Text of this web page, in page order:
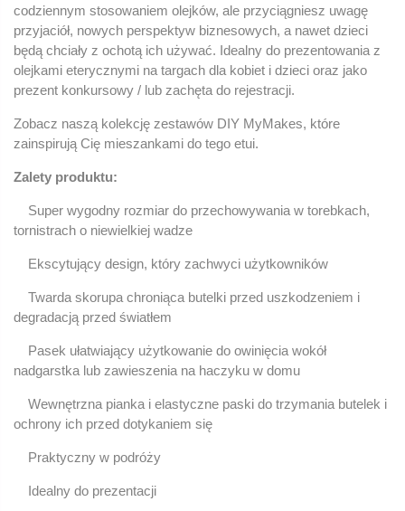
codziennym stosowaniem olejków, ale przyciągniesz uwagę
przyjaciół, nowych perspektyw biznesowych, a nawet dzieci
będą chciały z ochotą ich używać. Idealny do prezentowania z
olejkami eterycznymi na targach dla kobiet i dzieci oraz jako
prezent konkursowy / lub zachęta do rejestracji.
Zobacz naszą kolekcję zestawów DIY MyMakes, które
zainspirują Cię mieszankami do tego etui.
Zalety produktu:
Super wygodny rozmiar do przechowywania w torebkach,
tornistrach o niewielkiej wadze
Ekscytujący design, który zachwyci użytkowników
Twarda skorupa chroniąca butelki przed uszkodzeniem i
degradacją przed światłem
Pasek ułatwiający użytkowanie do owinięcia wokół
nadgarstka lub zawieszenia na haczyku w domu
Wewnętrzna pianka i elastyczne paski do trzymania butelek i
ochrony ich przed dotykaniem się
Praktyczny w podróży
Idealny do prezentacji